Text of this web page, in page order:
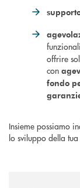
offrire
con
fondo
Insieme possiamo
lo sviluppo della